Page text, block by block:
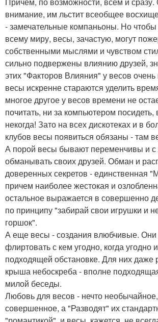
внимание, им льстит всеобщее
- замечательные компаньоны. Но чтобы
всему миру, весы, зачастую, могут
собственными мыслями и чувством
сильно подвержены влиянию друзей,
этих "Факторов Влияния" у весов
весы искренне стараются уделить
многое другое у весов времени не
почитать, ни за компьютером посидеть,
некогда! Зато на всех дискотеках и в
клубов весы появиться обязаны - там
А порой весы бывают переменчивы и с
обманывать своих друзей. Обман и
доверенных секретов - единственная
причем наиболее жестокая и
остальное выражается в совершенно
по принципу "забирай свои игрушки и
горшок".
А еще весы - создания влюбчивые. Они
флиртовать с кем угодно, когда угодно
подходящей обстановке. Для них
крыша небоскреба - вполне
милой беседы.
Любовь для весов - нечто
совершенное, а "Разводят" их